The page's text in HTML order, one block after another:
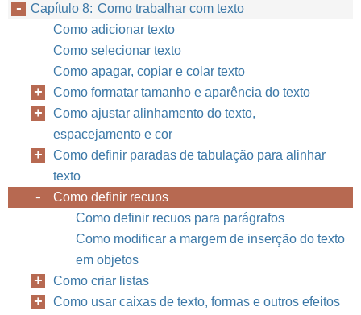
Capítulo 8: Como trabalhar com texto
Como adicionar texto
Como selecionar texto
Como apagar, copiar e colar texto
Como formatar tamanho e aparência do texto
Como ajustar alinhamento do texto,
espacejamento e cor
Como definir paradas de tabulação para alinhar
texto
Como definir recuos
Como definir recuos para parágrafos
Como modificar a margem de inserção do texto
em objetos
Como criar listas
Como usar caixas de texto, formas e outros efeitos